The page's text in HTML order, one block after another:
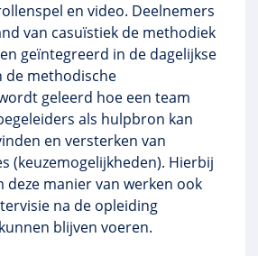
en video. Deelnemers
van casuïstiek de methodiek
geïntegreerd in de dagelijkse
de methodische
geleerd hoe een team
als hulpbron kan
en versterken van
(keuzemogelijkheden). Hierbij
manier van werken ook
na de opleiding
blijven voeren.